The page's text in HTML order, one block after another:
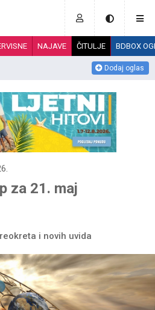
NAJAVE ČITULJE BDBOX
Dodaj oglas
za 21. maj
i novih uvida